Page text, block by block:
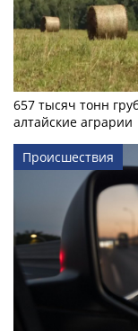
657 тысяч тонн
алтайские аграрии
Происшествия